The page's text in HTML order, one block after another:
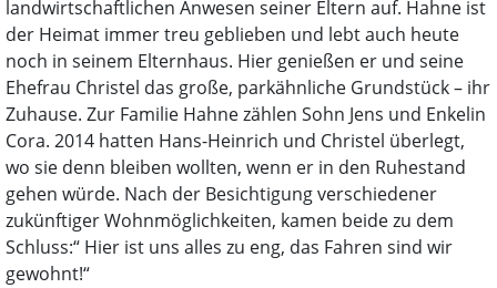
landwirtschaftlichen Anwesen seiner Eltern auf. Hahne ist
der Heimat immer treu geblieben und lebt auch heute
noch in seinem Elternhaus. Hier genießen er und seine
Ehefrau Christel das große, parkähnliche Grundstück – ihr
Zuhause. Zur Familie Hahne zählen Sohn Jens und Enkelin
Cora. 2014 hatten Hans-Heinrich und Christel überlegt,
wo sie denn bleiben wollten, wenn er in den Ruhestand
gehen würde. Nach der Besichtigung verschiedener
zukünftiger Wohnmöglichkeiten, kamen beide zu dem
Schluss:“ Hier ist uns alles zu eng, das Fahren sind wir
gewohnt!“